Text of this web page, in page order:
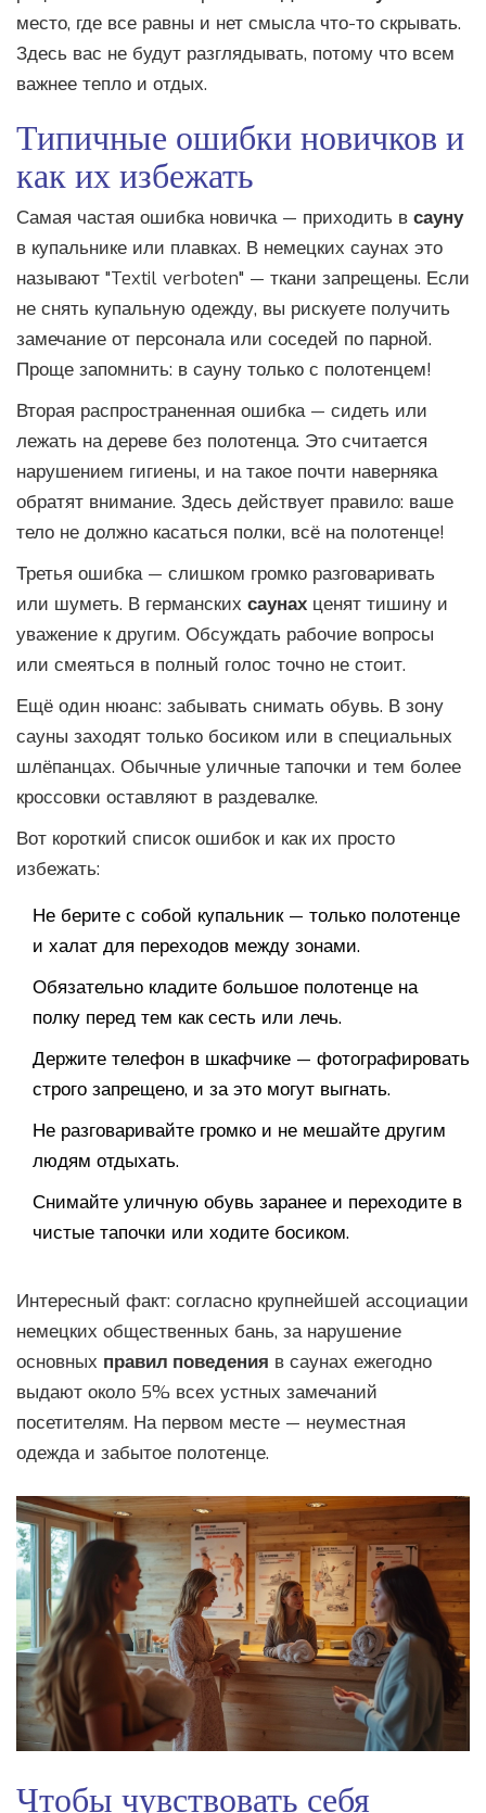
место, где все равны и нет смысла что-то скрывать.
Здесь вас не будут разглядывать, потому что всем
важнее тепло и отдых.
Типичные ошибки новичков и
как их избежать
Самая частая ошибка новичка — приходить в сауну
в купальнике или плавках. В немецких саунах это
называют "Textil verboten" — ткани запрещены. Если
не снять купальную одежду, вы рискуете получить
замечание от персонала или соседей по парной.
Проще запомнить: в сауну только с полотенцем!
Вторая распространенная ошибка — сидеть или
лежать на дереве без полотенца. Это считается
нарушением гигиены, и на такое почти наверняка
обратят внимание. Здесь действует правило: ваше
тело не должно касаться полки, всё на полотенце!
Третья ошибка — слишком громко разговаривать
или шуметь. В германских саунах ценят тишину и
уважение к другим. Обсуждать рабочие вопросы
или смеяться в полный голос точно не стоит.
Ещё один нюанс: забывать снимать обувь. В зону
сауны заходят только босиком или в специальных
шлёпанцах. Обычные уличные тапочки и тем более
кроссовки оставляют в раздевалке.
Вот короткий список ошибок и как их просто
избежать:
Не берите с собой купальник — только полотенце
и халат для переходов между зонами.
Обязательно кладите большое полотенце на
полку перед тем как сесть или лечь.
Держите телефон в шкафчике — фотографировать
строго запрещено, и за это могут выгнать.
Не разговаривайте громко и не мешайте другим
людям отдыхать.
Снимайте уличную обувь заранее и переходите в
чистые тапочки или ходите босиком.
Интересный факт: согласно крупнейшей ассоциации
немецких общественных бань, за нарушение
основных правил поведения в саунах ежегодно
выдают около 5% всех устных замечаний
посетителям. На первом месте — неуместная
одежда и забытое полотенце.
Чтобы чувствовать себя